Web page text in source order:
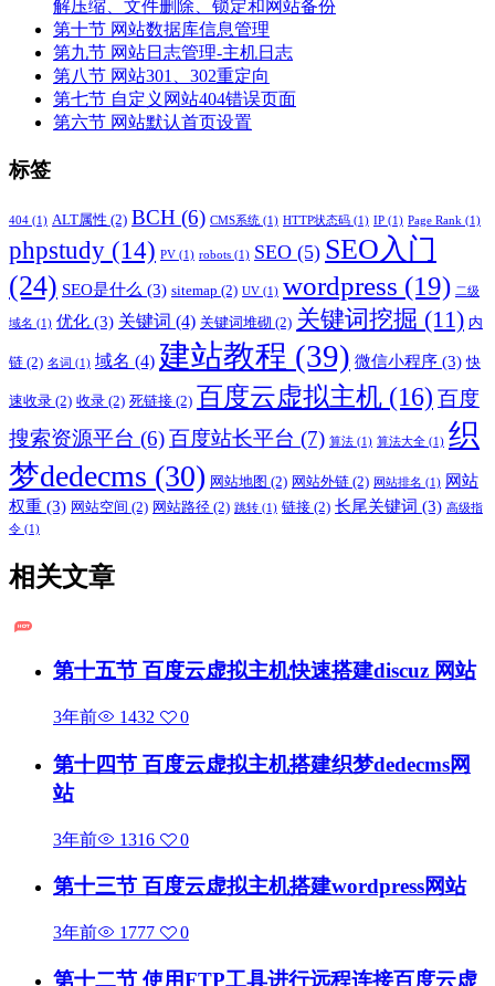
解压缩、文件删除、锁定和网站备份
第十节 网站数据库信息管理
第九节 网站日志管理-主机日志
第八节 网站301、302重定向
第七节 自定义网站404错误页面
第六节 网站默认首页设置
标签
404 (1) ALT属性 (2) BCH (6) CMS系统 (1) HTTP状态码 (1) IP (1) Page Rank (1)
phpstudy (14) PV (1) robots (1) SEO (5) SEO入门
(24) SEO是什么 (3) sitemap (2) UV (1) wordpress (19) 二级
域名 (1) 优化 (3) 关键词 (4) 关键词堆砌 (2) 关键词挖掘 (11) 内
链 (2) 名词 (1) 域名 (4) 建站教程 (39) 微信小程序 (3) 快
速收录 (2) 收录 (2) 死链接 (2) 百度云虚拟主机 (16) 百度
搜索资源平台 (6)百度站长平台 (7) 算法 (1) 算法大全 (1) 织
梦dedecms (30) 网站地图 (2) 网站外链 (2) 网站排名 (1) 网站
权重 (3) 网站空间 (2) 网站路径 (2) 跳转 (1) 链接 (2) 长尾关键词 (3) 高级指
令 (1)
相关文章
第十五节 百度云虚拟主机快速搭建discuz 网站
3年前 1432 0
第十四节 百度云虚拟主机搭建织梦dedecms网
站
3年前 1316 0
第十三节 百度云虚拟主机搭建wordpress网站
3年前 1777 0
第十二节 使用FTP工具进行远程连接百度云虚